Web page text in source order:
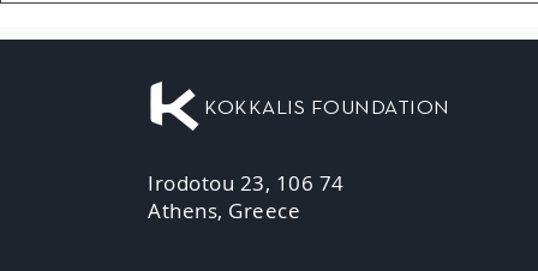
KOKKALIS FOUNDATION
Irodotou 23, 106 74
Athens, Greece